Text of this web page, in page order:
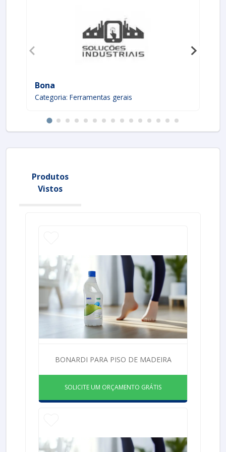
Bona
Categoria: Ferramentas gerais
Produtos
Vistos
BONARDI PARA PISO DE MADEIRA
SOLICITE UM ORÇAMENTO GRÁTIS